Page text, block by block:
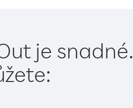
je snadné.